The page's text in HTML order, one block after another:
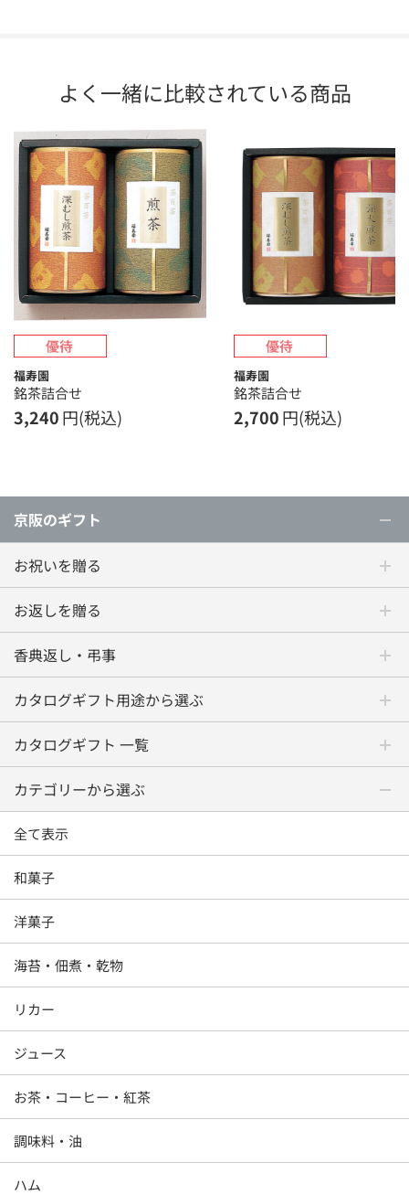
よく一緒に比較されている商品
福寿園
銘茶詰合せ
3,240円(税込)
福寿園
銘茶詰合せ
2,700円(税込)
京阪のギフト
お祝いを贈る
お返しを贈る
香典返し・弔事
カタログギフト用途から選ぶ
カタログギフト 一覧
カテゴリーから選ぶ
全て表示
和菓子
洋菓子
海苔・佃煮・乾物
リカー
ジュース
お茶・コーヒー・紅茶
調味料・油
ハム